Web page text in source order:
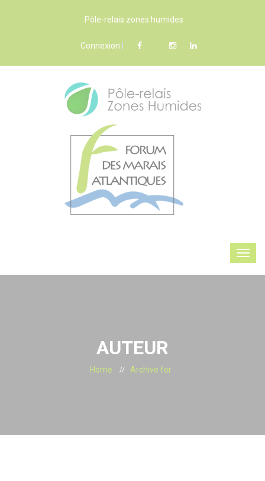
Pôle-relais zones humides
Connexion
AUTEUR
Home Archive for